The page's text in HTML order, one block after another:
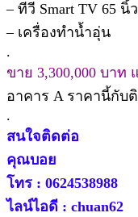
– ทีวี Smart TV 65
– เครื่องทำน้ำอุ่น
.
ขาย 3,300,000 บา
อาคาร A ราคานี้กับ
.
สนใจติดต่อ
คุณบอย
โทร : 0624538988
ไลน์ไอดี : chuan62